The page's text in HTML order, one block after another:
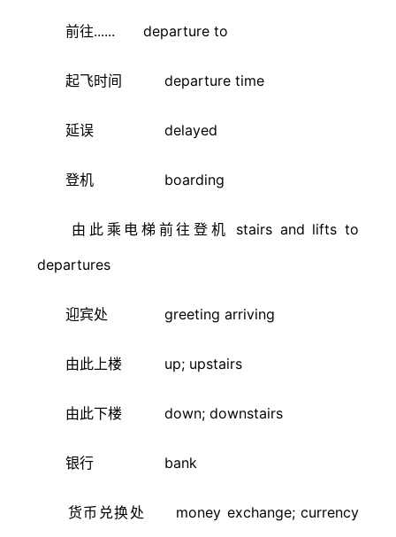
前往...... departure to
起飞时间 departure time
延误 delayed
登机 boarding
由此乘电梯前往登机 stairs and lifts to
departures
迎宾处 greeting arriving
由此上楼 up; upstairs
由此下楼 down; downstairs
银行 bank
货币兑换处 money exchange; currency